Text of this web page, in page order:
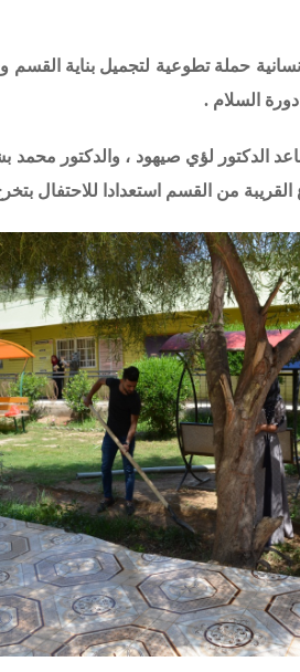
حملة تطوعية لتجميل بناية القسم
الدكتور لؤي صيهود ، والدكتور
من القسم استعدادا للاحتفال